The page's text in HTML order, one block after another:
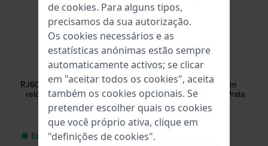
Lorus
RJ603AX9
RJ603AX9 37 mm Moderno
relógio para homem com
Dia-Data
49,00 €
● Entrega num prazo de 3
Casio
LA680WEA-1EF
Vintage Mini 28.6 mm
Relógio Digital Retro Prata
& Preto
39,90 €
de cookies. Para alguns tipos,
precisamos da sua autorização.
Os cookies necessários e as
estatísticas anónimas estão sempre
automaticamente activos; se clicar
em "aceitar todos os cookies", aceita
também os cookies opcionais. Se
pretender escolher quais os cookies
que você próprio ativa, clique em
"definições de cookies".